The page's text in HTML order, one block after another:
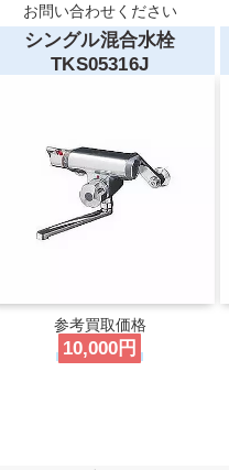
お問い合わせください
シングル混合水栓
TKS05316J
参考買取価格
10,000円